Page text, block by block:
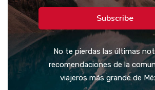
Subscribe
No te pierdas las últimas
recomendaciones de la
viajeros más grande de